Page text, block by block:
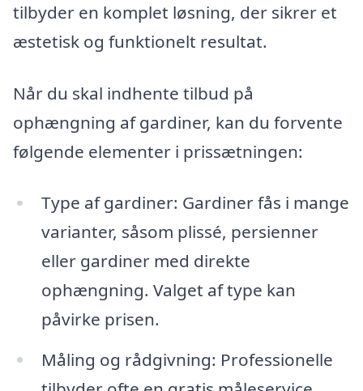
tilbyder en komplet løsning, der sikrer et
æstetisk og funktionelt resultat.
Når du skal indhente tilbud på
ophængning af gardiner, kan du forvente
følgende elementer i prissætningen:
Type af gardiner: Gardiner fås i mange
varianter, såsom plissé, persienner
eller gardiner med direkte
ophængning. Valget af type kan
påvirke prisen.
Måling og rådgivning: Professionelle